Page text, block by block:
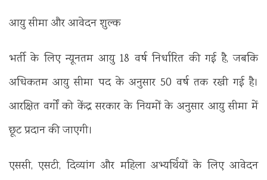
आयु सीमा और आवेदन शुल्क
भर्ती के लिए न्यूनतम आयु 18 वर्ष निर्धारित की गई है, जबकि
अधिकतम आयु सीमा पद के अनुसार 50 वर्ष तक रखी गई है।
आरक्षित वर्गों को केंद्र सरकार के नियमों के अनुसार आयु सीमा में
छूट प्रदान की जाएगी।
एससी, एसटी, दिव्यांग और महिला अभ्यर्थियों के लिए आवेदन